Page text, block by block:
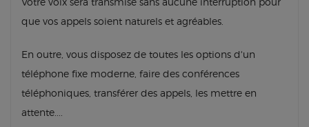
que vos appels soient naturels et agréables.
En outre, vous disposez de toutes les options d'un
téléphone fixe moderne, faire des conférences
téléphoniques, transférer des appels, les mettre en
attente....